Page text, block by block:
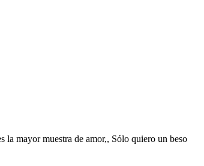
la mayor muestra de amor,, Sólo quiero un beso